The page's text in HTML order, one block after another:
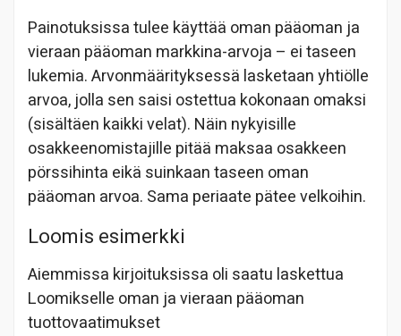
Painotuksissa tulee käyttää oman pääoman ja
vieraan pääoman markkina-arvoja – ei taseen
lukemia. Arvonmäärityksessä lasketaan yhtiölle
arvoa, jolla sen saisi ostettua kokonaan omaksi
(sisältäen kaikki velat). Näin nykyisille
osakkeenomistajille pitää maksaa osakkeen
pörssihinta eikä suinkaan taseen oman
pääoman arvoa. Sama periaate pätee velkoihin.
Loomis esimerkki
Aiemmissa kirjoituksissa oli saatu laskettua
Loomikselle oman ja vieraan pääoman
tuottovaatimukset